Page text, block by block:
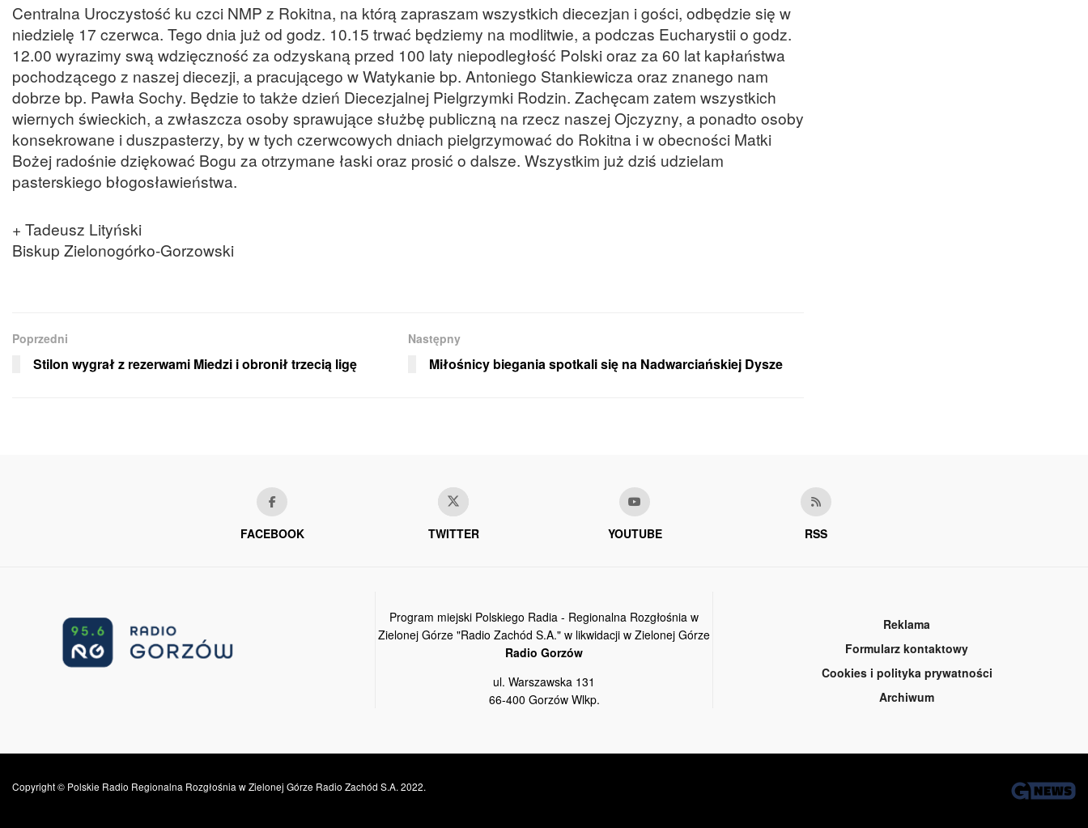
Centralna Uroczystość ku czci NMP z Rokitna, na którą zapraszam wszystkich diecezjan i gości, odbędzie się w
niedzielę 17 czerwca. Tego dnia już od godz. 10.15 trwać będziemy na modlitwie, a podczas Eucharystii o godz.
12.00 wyrazimy swą wdzięczność za odzyskaną przed 100 laty niepodległość Polski oraz za 60 lat kapłaństwa
pochodzącego z naszej diecezji, a pracującego w Watykanie bp. Antoniego Stankiewicza oraz znanego nam
dobrze bp. Pawła Sochy. Będzie to także dzień Diecezjalnej Pielgrzymki Rodzin. Zachęcam zatem wszystkich
wiernych świeckich, a zwłaszcza osoby sprawujące służbę publiczną na rzecz naszej Ojczyzny, a ponadto osoby
konsekrowane i duszpasterzy, by w tych czerwcowych dniach pielgrzymować do Rokitna i w obecności Matki
Bożej radośnie dziękować Bogu za otrzymane łaski oraz prosić o dalsze. Wszystkim już dziś udzielam
pasterskiego błogosławieństwa.
+ Tadeusz Lityński
Biskup Zielonogórko-Gorzowski
Poprzedni
Stilon wygrał z rezerwami Miedzi i obronił trzecią ligę
Następny
Miłośnicy biegania spotkali się na Nadwarciańskiej Dysze
FACEBOOK TWITTER YOUTUBE RSS
Program miejski Polskiego Radia - Regionalna Rozgłośnia w
Zielonej Górze "Radio Zachód S.A." w likwidacji w Zielonej Górze
Radio Gorzów
ul. Warszawska 131
66-400 Gorzów Wlkp.
Reklama
Formularz kontaktowy
Cookies i polityka prywatności
Archiwum
Copyright © Polskie Radio Regionalna Rozgłośnia w Zielonej Górze Radio Zachód S.A. 2022.